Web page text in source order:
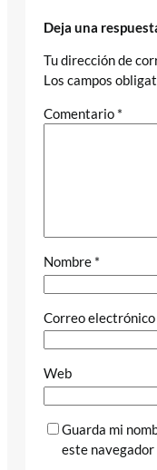
Deja una
Tu dirección de
Los campos
Comentario *
Nombre *
Correo electrónico
Web
Guarda mi
este